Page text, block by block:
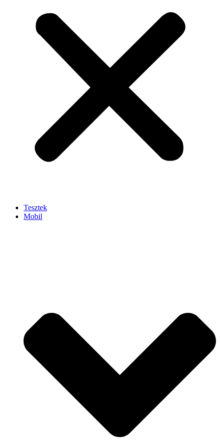
Tesztek
Mobil